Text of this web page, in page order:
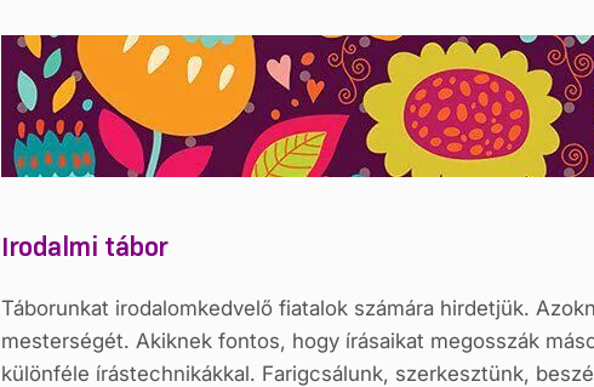
Irodalmi tábor
Táborunkat irodalomkedvelő fiatalok számára hirdetjük.
mesterségét. Akiknek fontos, hogy írásaikat megosszák
különféle írástechnikákkal. Farigcsálunk, szerkesztünk,